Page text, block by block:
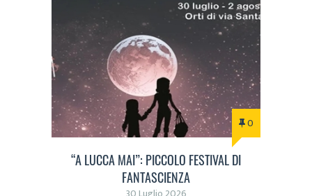
0
“A LUCCA MAI”: PICCOLO FESTIVAL DI
FANTASCIENZA